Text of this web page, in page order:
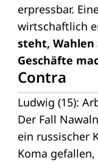
erpressbar.
wirtschaftlich
steht,
Geschäfte
Contra
Ludwig (15):
Der Fall
ein russischer
Koma